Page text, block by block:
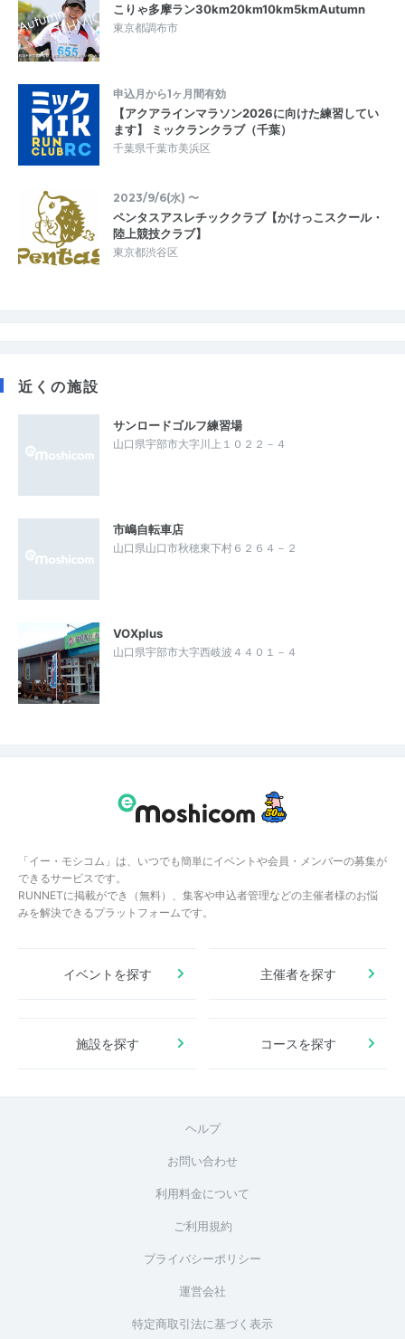
こりゃ多摩ラン30km20km10km5kmAutumn
東京都調布市
申込月から1ヶ月間有効
【アクアラインマラソン2026に向けた練習してい
ます】 ミックランクラブ（千葉）
千葉県千葉市美浜区
2023/9/6(水) 〜
ペンタスアスレチッククラブ【かけっこスクール・
陸上競技クラブ】
東京都渋谷区
近くの施設
サンロードゴルフ練習場
山口県宇部市大字川上１０２２－４
市嶋自転車店
山口県山口市秋穂東下村６２６４－２
VOXplus
山口県宇部市大字西岐波４４０１－４
「イー・モシコム」は、いつでも簡単にイベントや会員・メンバーの募集が
できるサービスです。
RUNNETに掲載ができ（無料）、集客や申込者管理などの主催者様のお悩
みを解決できるプラットフォームです。
イベントを探す 主催者を探す
施設を探す コースを探す
ヘルプ
お問い合わせ
利用料金について
ご利用規約
プライバシーポリシー
運営会社
特定商取引法に基づく表示